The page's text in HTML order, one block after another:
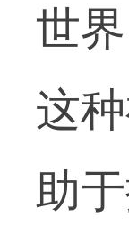
世
这
助